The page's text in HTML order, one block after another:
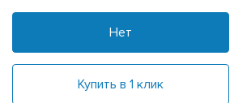
Нет
Купить в 1 клик